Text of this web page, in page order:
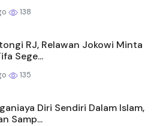
138
RJ, Relawan Jokowi Minta
Sege...
135
Diri Sendiri Dalam Islam,
Samp...